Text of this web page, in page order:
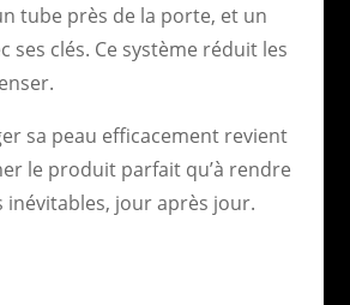
tube près de la porte, et un
ses clés. Ce système réduit les
sa peau efficacement revient
le produit parfait qu’à rendre
inévitables, jour après jour.